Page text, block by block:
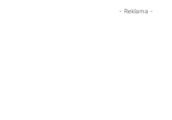
- Reklama -